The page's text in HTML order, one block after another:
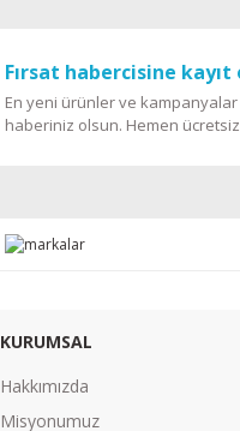
Fırsat habercisine kayıt
En yeni ürünler ve kampanyalar
haberiniz olsun. Hemen
KURUMSAL
Hakkımızda
Misyonumuz